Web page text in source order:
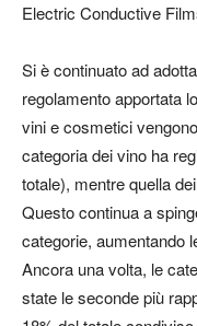
Electric Conductive
Si è continuato ad
regolamento apportata
vini e cosmetici
categoria dei vino ha
totale), mentre quella
Questo continua a
categorie, aumentando
Ancora una volta, le
state le seconde più